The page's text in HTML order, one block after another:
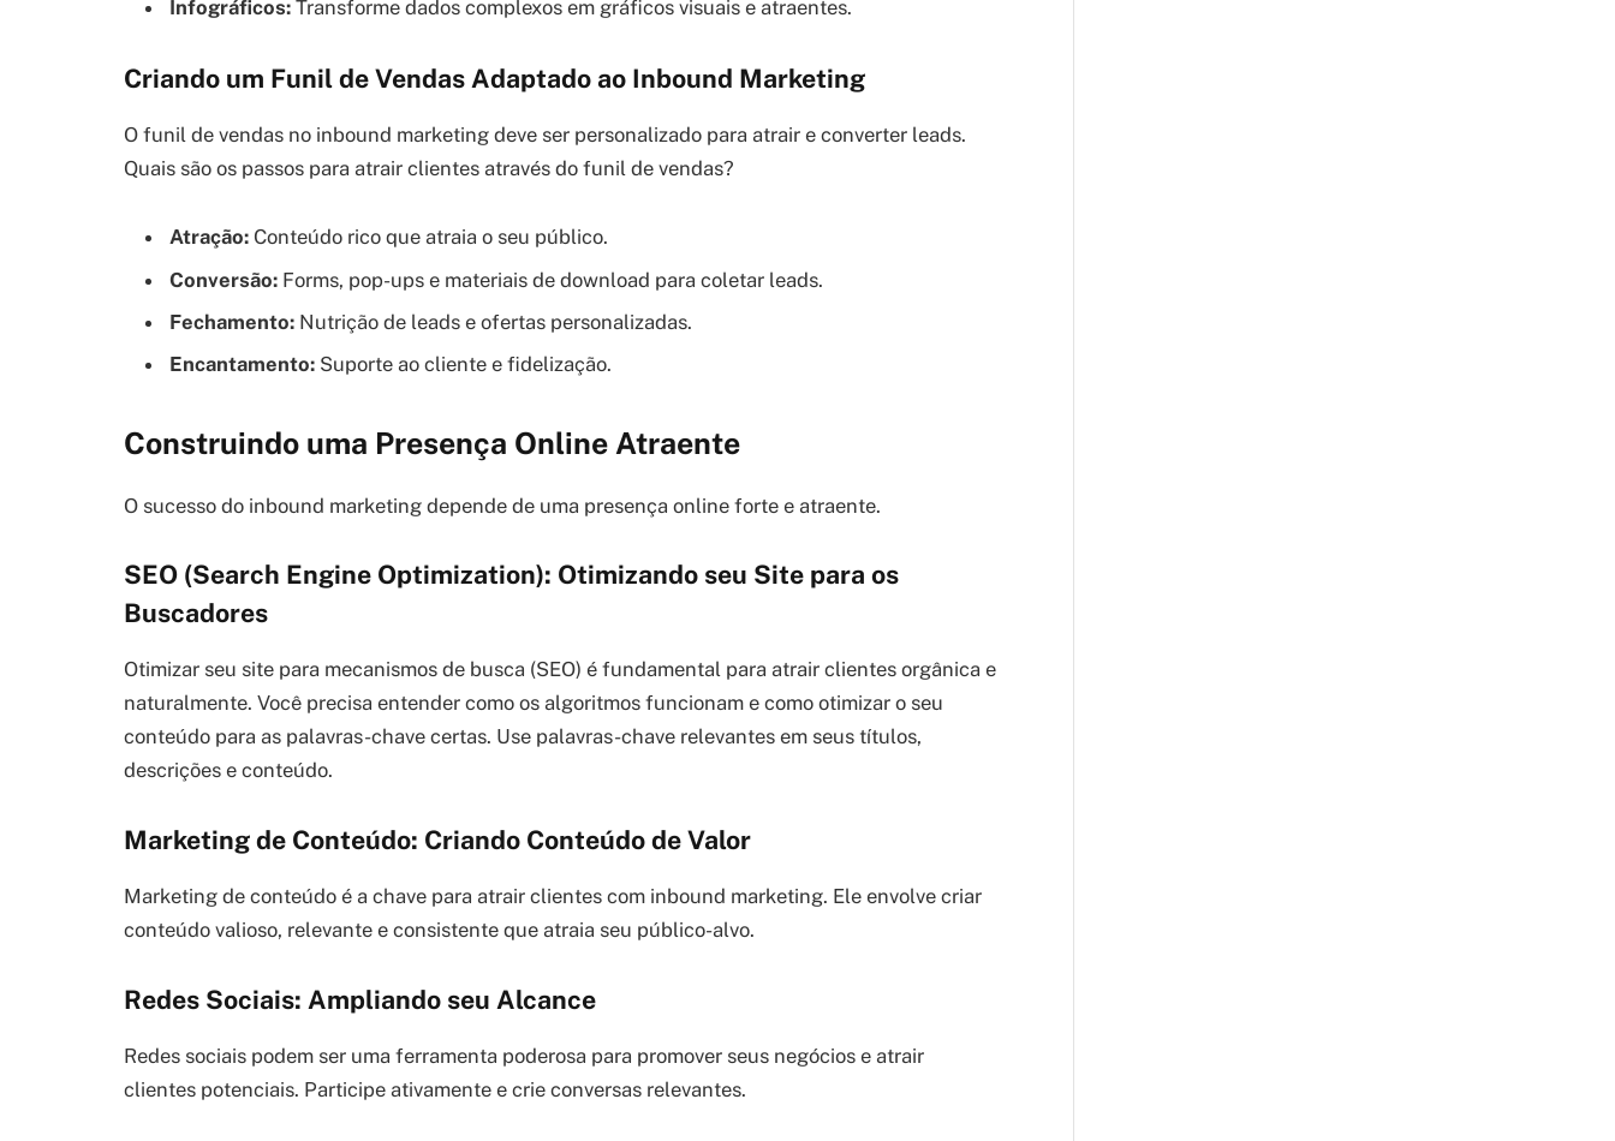
Infográficos: Transforme dados complexos em gráficos visuais e atraentes.
Criando um Funil de Vendas Adaptado ao Inbound Marketing
O funil de vendas no inbound marketing deve ser personalizado para atrair e converter leads.
Quais são os passos para atrair clientes através do funil de vendas?
Atração: Conteúdo rico que atraia o seu público.
Conversão: Forms, pop-ups e materiais de download para coletar leads.
Fechamento: Nutrição de leads e ofertas personalizadas.
Encantamento: Suporte ao cliente e fidelização.
Construindo uma Presença Online Atraente
O sucesso do inbound marketing depende de uma presença online forte e atraente.
SEO (Search Engine Optimization): Otimizando seu Site para os
Buscadores
Otimizar seu site para mecanismos de busca (SEO) é fundamental para atrair clientes orgânica e
naturalmente. Você precisa entender como os algoritmos funcionam e como otimizar o seu
conteúdo para as palavras-chave certas. Use palavras-chave relevantes em seus títulos,
descrições e conteúdo.
Marketing de Conteúdo: Criando Conteúdo de Valor
Marketing de conteúdo é a chave para atrair clientes com inbound marketing. Ele envolve criar
conteúdo valioso, relevante e consistente que atraia seu público-alvo.
Redes Sociais: Ampliando seu Alcance
Redes sociais podem ser uma ferramenta poderosa para promover seus negócios e atrair
clientes potenciais. Participe ativamente e crie conversas relevantes.